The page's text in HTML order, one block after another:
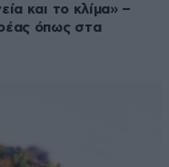
και το κλίμα» –
όπως στα